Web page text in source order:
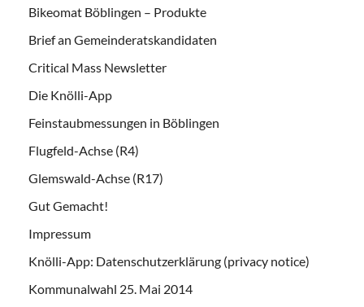
Bikeomat Böblingen – Produkte
Brief an Gemeinderatskandidaten
Critical Mass Newsletter
Die Knölli-App
Feinstaubmessungen in Böblingen
Flugfeld-Achse (R4)
Glemswald-Achse (R17)
Gut Gemacht!
Impressum
Knölli-App: Datenschutzerklärung (privacy notice)
Kommunalwahl 25. Mai 2014